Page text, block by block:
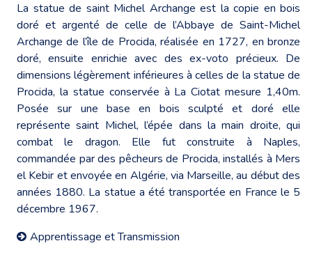
La statue de saint Michel Archange est la copie en bois
doré et argenté de celle de l’Abbaye de Saint-Michel
Archange de l’île de Procida, réalisée en 1727, en bronze
doré, ensuite enrichie avec des ex-voto précieux. De
dimensions légèrement inférieures à celles de la statue de
Procida, la statue conservée à La Ciotat mesure 1,40m.
Posée sur une base en bois sculpté et doré elle
représente saint Michel, l’épée dans la main droite, qui
combat le dragon. Elle fut construite à Naples,
commandée par des pêcheurs de Procida, installés à Mers
el Kebir et envoyée en Algérie, via Marseille, au début des
années 1880. La statue a été transportée en France le 5
décembre 1967.
Apprentissage et Transmission